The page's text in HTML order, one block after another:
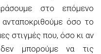
στο επόμενο
όσο το
στιγμές που, όσο κι αν
μπορούμε να τις